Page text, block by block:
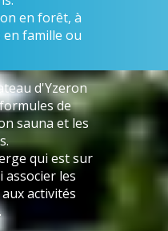
en forêt, à
famille ou
d'Yzeron
de
sauna et les
qui est sur
associer les
activités